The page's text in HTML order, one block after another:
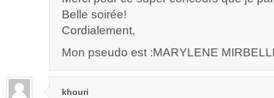
Belle soirée!
Cordialement,
Mon pseudo est :MARYLENE
khouri